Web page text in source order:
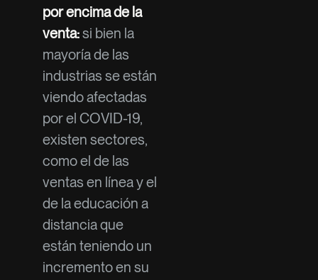
por encima de la
venta:si bien la
mayoría de las
industrias se están
viendo afectadas
por el COVID-19,
existen sectores,
como el de las
ventas en línea y el
de la educación a
distancia que
están teniendo un
incremento en su